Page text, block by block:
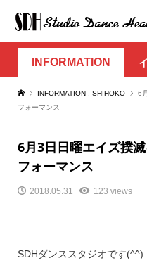
INFORMATION
INFORMATION SHIHOKO
6
フォーマンス
6月3日日曜エイズ撲
フォーマンス
2018.05.31 123 views
SDHダンススタジオです(^^)